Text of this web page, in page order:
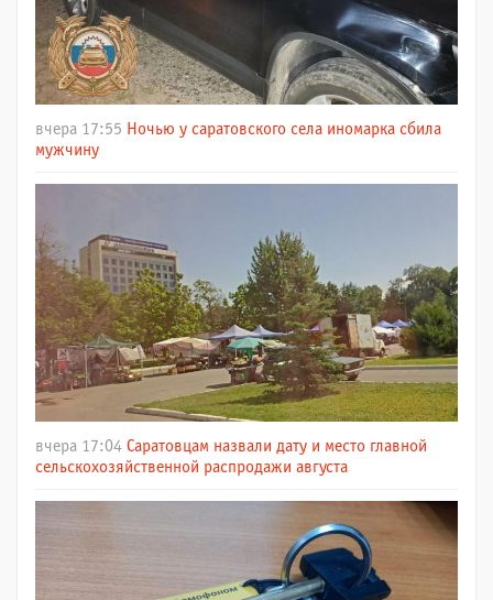
вчера 17:55 Ночью у саратовского села иномарка сбила
мужчину
вчера 17:04 Саратовцам назвали дату и место главной
сельскохозяйственной распродажи августа